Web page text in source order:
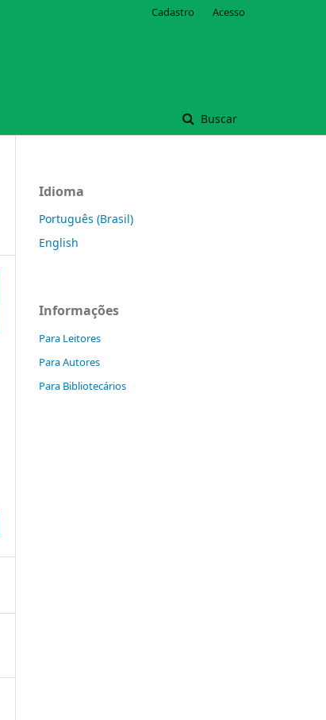
Buscar
Cadastro Acesso
Idioma
Português (Brasil)
English
Informações
Para Leitores
Para Autores
Para Bibliotecários